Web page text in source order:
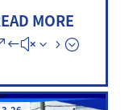
MORE